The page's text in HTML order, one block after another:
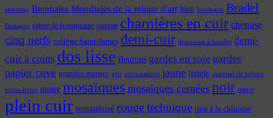
annonay Biennales Mondiales de la reliure d'art bleu bordeaux Bradel
Bretagne cahier de la quinzaine caisson charnières en cuir chemise
cinq nerfs collège Saint-James demi-cuir demi-cuir à bandes demi-
cuir à coins dos lisse fleurons gardes en soie gardes
papier cuve grandes marges gris incrustations jaune listels matériel de reliure
minis-livres moire mosaïques mosaïques cernées noir oasis
plein cuir remastérisé rougetechnique titre à la chinoise